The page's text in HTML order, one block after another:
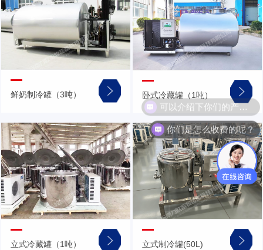
鲜奶制冷罐（3吨） 卧式冷藏罐（1吨）
立式冷藏罐（1吨） 立式制冷罐(50L)
可以介绍下你们的产品么？
你们是怎么收费的呢？